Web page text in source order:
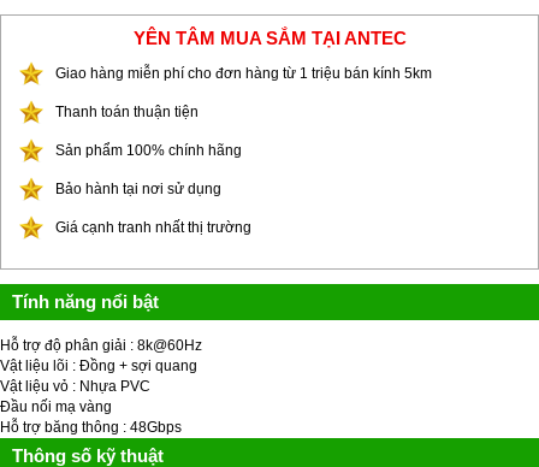
YÊN TÂM MUA SẮM TẠI ANTEC
Giao hàng miễn phí cho đơn hàng từ 1 triệu bán kính 5km
Thanh toán thuận tiện
Sản phẩm 100% chính hãng
Bảo hành tại nơi sử dụng
Giá cạnh tranh nhất thị trường
Tính năng nổi bật
Hỗ trợ độ phân giải : 8k@60Hz
Vật liệu lõi : Đồng + sợi quang
Vật liệu vỏ : Nhựa PVC
Đầu nối mạ vàng
Hỗ trợ băng thông : 48Gbps
Thông số kỹ thuật